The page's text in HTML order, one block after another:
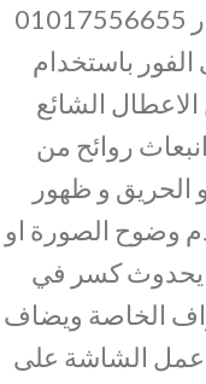
صيانة باساب البحيرة كفر الدوار 01017556655
باستخدام
الشائع
روائح من
الحريق و ظهور
وضوح الصورة او
يحدوث كسر في
الخاصة ويضاف
عمل الشاشة على